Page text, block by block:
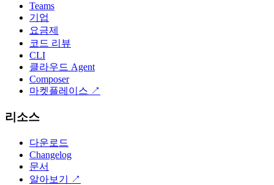
Teams
기업
요금제
코드 리뷰
CLI
클라우드 Agent
Composer
마켓플레이스 ↗
리소스
다운로드
Changelog
문서
알아보기
↗